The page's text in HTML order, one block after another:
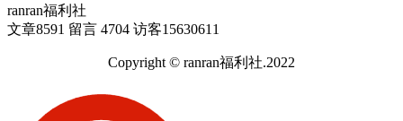
ranran福利社
文章8591 留言 4704 访客15630611
Copyright © ranran福利社.2022